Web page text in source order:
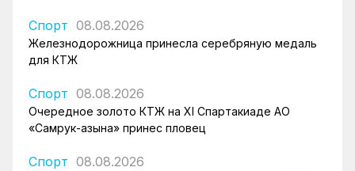
Спорт 08.08.2026
Железнодорожница принесла серебряную медаль
для КТЖ
Спорт 08.08.2026
Очередное золото КТЖ на XI Спартакиаде АО
«Самрук-Қазына» принес пловец
Спорт 08.08.2026